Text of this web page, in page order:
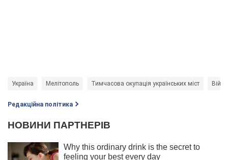
Україна Мелітополь Тимчасова окупація українських міст
Редакційна політика